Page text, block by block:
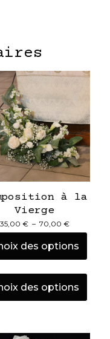
à la
Vierge
35,00 € – 70,00 €Plage
de
35,00 €
à
des options
des options